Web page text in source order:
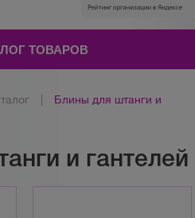
ТОВАРОВ
Блины для штанги и
и гантелей